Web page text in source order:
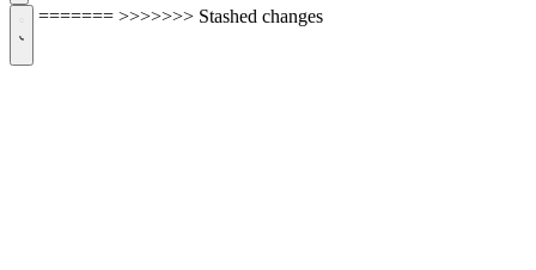
======= >>>>>>> Stashed changes